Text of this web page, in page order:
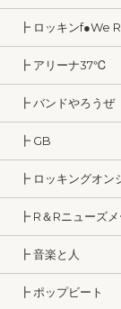
┣ ロッキンf●We
┣ アリーナ37℃
┣ バンドやろうぜ
┣ GB
┣ ロッキングオン
┣ R＆Rニューズ
┣ 音楽と人
┣ ポップビート